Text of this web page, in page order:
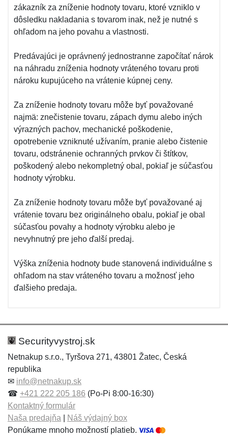
zákazník za zníženie hodnoty tovaru, ktoré vzniklo v
dôsledku nakladania s tovarom inak, než je nutné s
ohľadom na jeho povahu a vlastnosti.
Predávajúci je oprávnený jednostranne započítať nárok
na náhradu zníženia hodnoty vráteného tovaru proti
nároku kupujúceho na vrátenie kúpnej ceny.
Za zníženie hodnoty tovaru môže byť považované
najmä: znečistenie tovaru, zápach dymu alebo iných
výrazných pachov, mechanické poškodenie,
opotrebenie vzniknuté užívaním, pranie alebo čistenie
tovaru, odstránenie ochranných prvkov či štítkov,
poškodený alebo nekompletný obal, pokiaľ je súčasťou
hodnoty výrobku.
Za zníženie hodnoty tovaru môže byť považované aj
vrátenie tovaru bez originálneho obalu, pokiaľ je obal
súčasťou povahy a hodnoty výrobku alebo je
nevyhnutný pre jeho ďalší predaj.
Výška zníženia hodnoty bude stanovená individuálne s
ohľadom na stav vráteného tovaru a možnosť jeho
ďalšieho predaja.
Securityvystroj.sk
Netnakup s.r.o., Tyršova 271, 43801 Žatec, Česká
republika
✉ info@netnakup.sk
☎ +421 222 205 186 (Po-Pi 8:00-16:30)
Kontaktný formulár
Naša predajňa
Náš výdajný box
Ponúkame mnoho možností platieb.